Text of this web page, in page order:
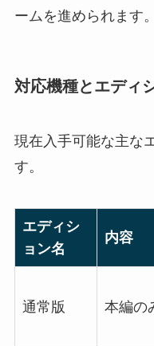
ームを進められます。
対応機種とエディ
現在入手可能な主な
す。
エディシ
ョン名
内容
通常版 本編の